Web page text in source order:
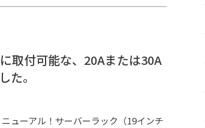
取付可能な、20Aまたは30A
た。
ューアル！サーバーラック（19インチ